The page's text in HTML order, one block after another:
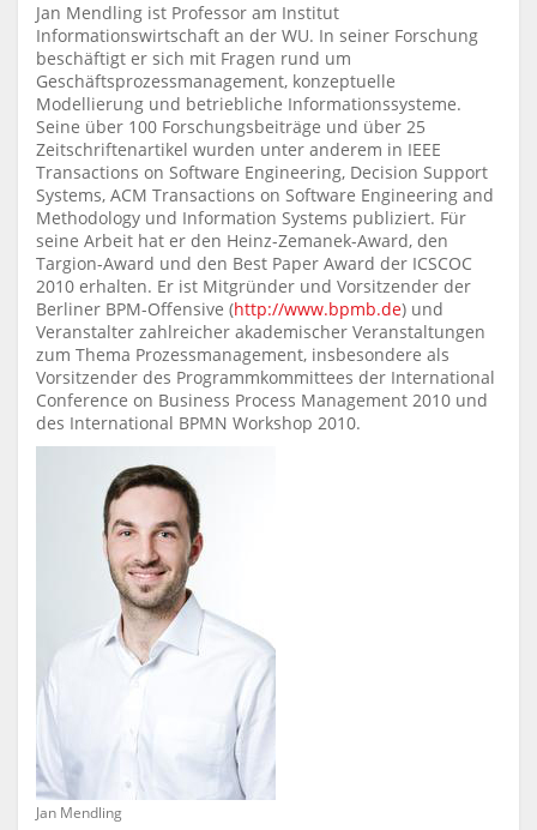
Jan Mendling ist Professor am Institut
Informationswirtschaft an der WU. In seiner Forschung
beschäftigt er sich mit Fragen rund um
Geschäftsprozessmanagement, konzeptuelle
Modellierung und betriebliche Informationssysteme.
Seine über 100 Forschungsbeiträge und über 25
Zeitschriftenartikel wurden unter anderem in IEEE
Transactions on Software Engineering, Decision Support
Systems, ACM Transactions on Software Engineering and
Methodology und Information Systems publiziert. Für
seine Arbeit hat er den Heinz-Zemanek-Award, den
Targion-Award und den Best Paper Award der ICSCOC
2010 erhalten. Er ist Mitgründer und Vorsitzender der
Berliner BPM-Offensive (http://www.bpmb.de) und
Veranstalter zahlreicher akademischer Veranstaltungen
zum Thema Prozessmanagement, insbesondere als
Vorsitzender des Programmkommittees der International
Conference on Business Process Management 2010 und
des International BPMN Workshop 2010.
Jan Mendling